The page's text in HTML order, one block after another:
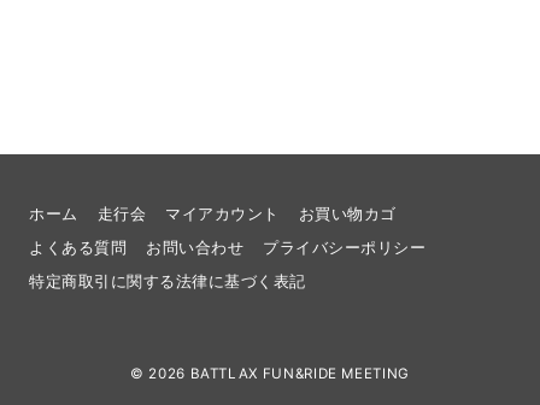
ホーム 走行会 マイアカウント
お買い物カゴ
よくある質問
お問い合わせ
プライバシーポリシー
特定商取引に関する法律に基づく表記
© 2026 BATTLAX FUN&RIDE MEETING